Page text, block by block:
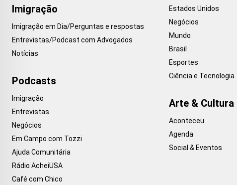
Imigração
Imigração em Dia/Perguntas e respostas
Entrevistas/Podcast com Advogados
Notícias
Podcasts
Imigração
Entrevistas
Negócios
Em Campo com Tozzi
Ajuda Comunitária
Rádio AcheiUSA
Café com Chico
Estados Unidos
Negócios
Mundo
Brasil
Esportes
Ciência e Tecnologia
Arte & Cultura
Aconteceu
Agenda
Social & Eventos